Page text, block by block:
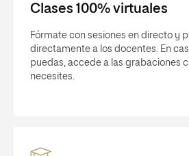
Clases 100% virtuales
Fórmate con sesiones en directo y
directamente a los docentes. En
puedas, accede a las grabaciones
necesites.